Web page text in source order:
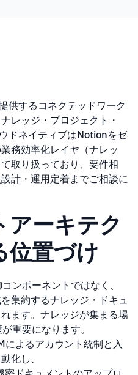
供するコネクテッドワーク
レッジ・プロジェクト・
ドネイティブはNotionをゼ
務効率化レイヤ（ナレッ
取り扱っており、要件相
計・運用定着までご相談に
アーキテク
位置づけ
ンポーネントではなく、
集約するナレッジ・ドキュ
ます。ナレッジが集まる場
重要になります。
によるアカウント統制と入
化し、